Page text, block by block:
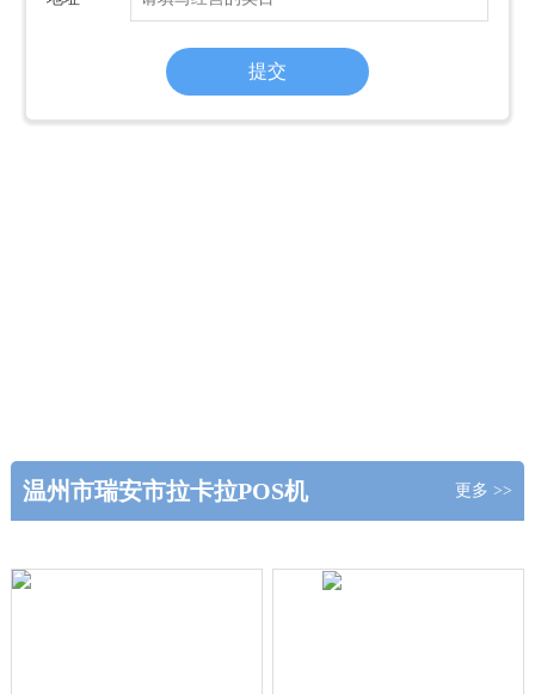
温州市瑞安市拉卡拉POS机 更多 >>